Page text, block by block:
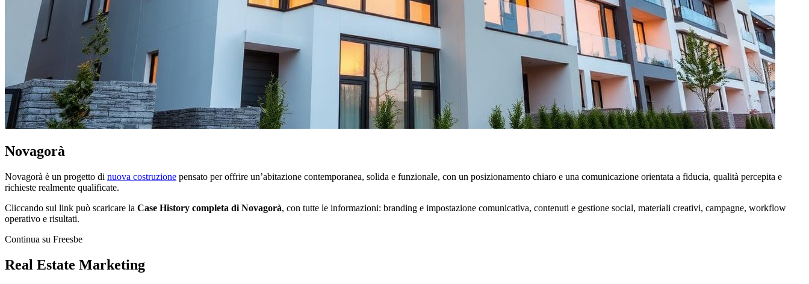
Novagorà
Novagorà è un progetto di nuova costruzione pensato per offrire un’abitazione contemporanea, solida e funzionale, con un posizionamento chiaro e una comunicazione orientata a fiducia, qualità percepita e
richieste realmente qualificate.
Cliccando sul link può scaricare la Case History completa di Novagorà, con tutte le informazioni: branding e impostazione comunicativa, contenuti e gestione social, materiali creativi, campagne, workflow
operativo e risultati.
Continua su Freesbe
Real Estate Marketing